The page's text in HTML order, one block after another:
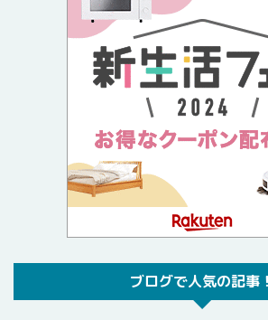
ブログで人気の記事！